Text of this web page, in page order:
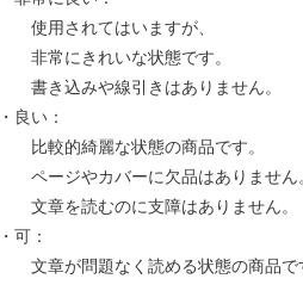
使用されてはいますが、
非常にきれいな状態です。
書き込みや線引きはありません。
・良い：
比較的綺麗な状態の商品です。
ページやカバーに欠品はありません
文章を読むのに支障はありません。
・可：
文章が問題なく読める状態の商品で